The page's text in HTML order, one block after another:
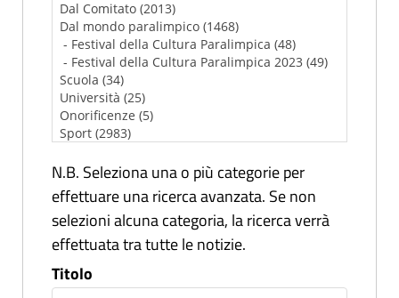
N.B. Seleziona una o più categorie per
effettuare una ricerca avanzata. Se non
selezioni alcuna categoria, la ricerca verrà
effettuata tra tutte le notizie.
Titolo